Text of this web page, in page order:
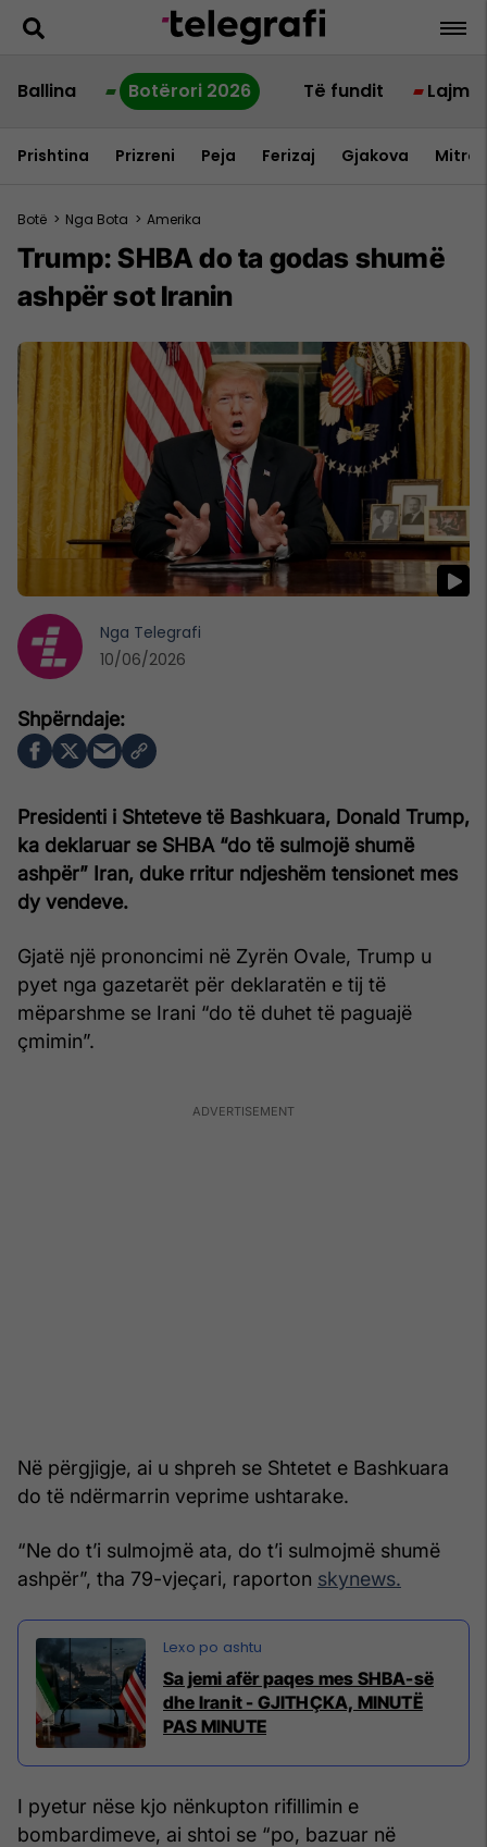
Ballina Botërori 2026 Të fundit Lajme
Prishtina Prizreni Peja Ferizaj Gjakova
Botë > Nga Bota > Amerika
Trump: SHBA do ta godas shumë
ashpër sot Iranin
Presidenti i Shteteve të Bashkuara, Donald Trump,
ka deklaruar se SHBA “do të sulmojë shumë
ashpër” Iran, duke rritur ndjeshëm tensionet mes
dy vendeve.
Gjatë një prononcimi në Zyrën Ovale, Trump u
pyet nga gazetarët për deklaratën e tij të
mëparshme se Irani “do të duhet të paguajë
çmimin”.
Në përgjigje, ai u shpreh se Shtetet e Bashkuara
do të ndërmarrin veprime ushtarake.
“Ne do t’i sulmojmë ata, do t’i sulmojmë shumë
ashpër”, tha 79-vjeçari, raporton skynews.
Sa jemi afër paqes mes SHBA-së
dhe Iranit - GJITHÇKA, MINUTË
PAS MINUTE
I pyetur nëse kjo nënkupton rifillimin e
bombardimeve, ai shtoi se “po, bazuar në
Nga Telegrafi
10/06/2026